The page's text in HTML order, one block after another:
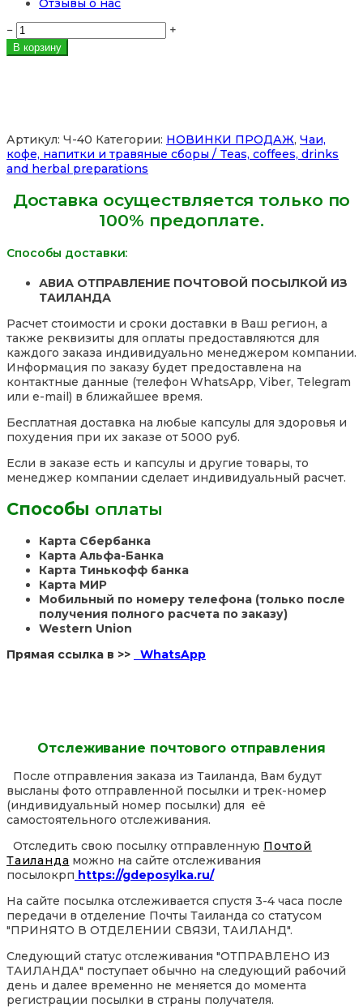
Отзывы о нас
− Количество
товара
Бергамот
Royal
Thai
Herb
Tea
гр.
Таиланд
+
В корзину
Артикул: Ч-40 Категории: НОВИНКИ ПРОДАЖ, Чаи,
кофе, напитки и травяные сборы / Teas, coffees, drinks
and herbal preparations
Доставка осуществляется только по
100% предоплате.
Способы доставки:
АВИА ОТПРАВЛЕНИЕ ПОЧТОВОЙ ПОСЫЛКОЙ ИЗ
ТАИЛАНДА
Расчет стоимости и сроки доставки в Ваш регион, а
также реквизиты для оплаты предоставляются для
каждого заказа индивидуально менеджером компании.
Информация по заказу будет предоставлена на
контактные данные (телефон WhatsApp, Viber, Telegram
или e-mail) в ближайшее время.
Бесплатная доставка на любые капсулы для здоровья и
похудения при их заказе от 5000 руб.
Если в заказе есть и капсулы и другие товары, то
менеджер компании сделает индивидуальный расчет.
Способы оплаты
Карта Сбербанка
Карта Альфа-Банка
Карта Тинькофф банка
Карта МИР
Мобильный по номеру телефона (только после
получения полного расчета по заказу)
Western Union
Прямая ссылка в >>
WhatsApp
Отслеживание почтового отправления
После отправления заказа из Таиланда, Вам будут
высланы фото отправленной посылки и трек-номер
(индивидуальный номер посылки) для её
самостоятельного отслеживания.
Отследить свою посылку отправленную Почтой
Таиланда можно на сайте отслеживания
посылокрп https://gdeposylka.ru/
На сайте посылка отслеживается спустя 3-4 часа после
передачи в отделение Почты Таиланда со статусом
"ПРИНЯТО В ОТДЕЛЕНИИ СВЯЗИ, ТАИЛАНД".
Следующий статус отслеживания "ОТПРАВЛЕНО ИЗ
ТАИЛАНДА" поступает обычно на следующий рабочий
день и далее временно не меняется до момента
регистрации посылки в страны получателя.